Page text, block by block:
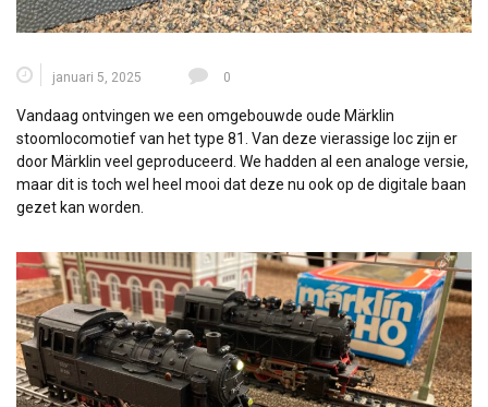
januari 5, 2025 0
Vandaag ontvingen we een omgebouwde oude Märklin
stoomlocomotief van het type 81. Van deze vierassige loc zijn er
door Märklin veel geproduceerd. We hadden al een analoge versie,
maar dit is toch wel heel mooi dat deze nu ook op de digitale baan
gezet kan worden.